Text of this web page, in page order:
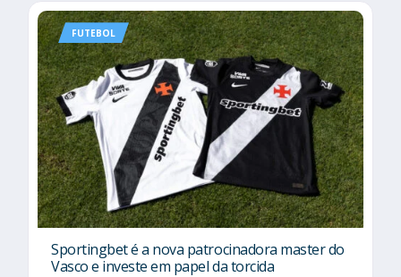
FUTEBOL
Sportingbet é a nova patrocinadora master do
Vasco e investe em papel da torcida